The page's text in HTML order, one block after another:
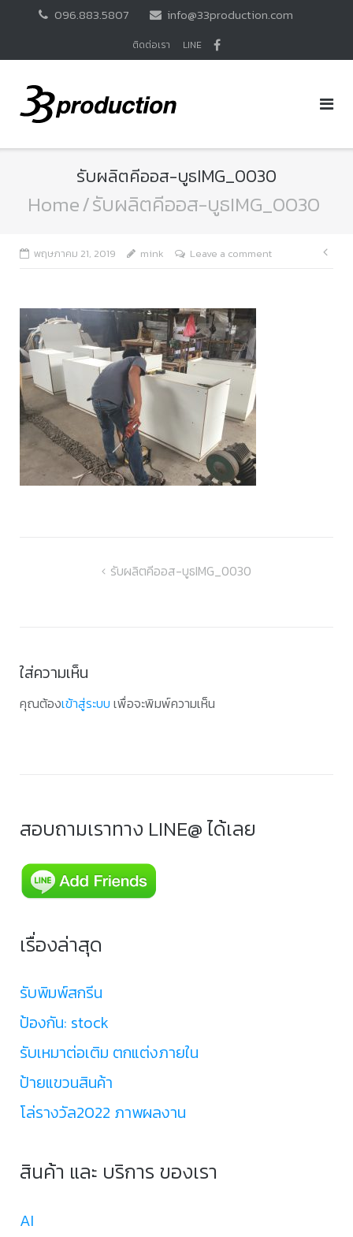
096.883.5807 info@33production.com
ติดต่อเรา LINE
รับผลิตคีออส-บูธIMG_0030
Home/รับผลิตคีออส-บูธIMG_0030
พฤษภาคม 21, 2019 mink Leave a comment
แน
รับผลิตคีออส-บูธIMG_0030
ใส่ความเห็น
คุณต้องเข้าสู่ระบบ เพื่อจะพิมพ์ความเห็น
สอบถามเราทาง LINE@ ได้เลย
เรื่องล่าสุด
รับพิมพ์สกรีน
ป้องกัน: stock
รับเหมาต่อเติม ตกแต่งภายใน
ป้ายแขวนสินค้า
โล่รางวัล2022 ภาพผลงาน
สินค้า และ บริการ ของเรา
AI